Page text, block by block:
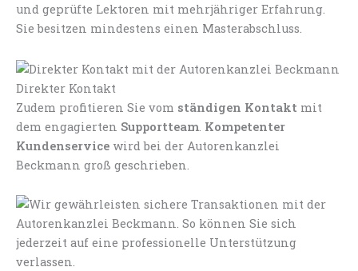
und geprüfte Lektoren mit mehrjähriger Erfahrung.
Sie besitzen mindestens einen Masterabschluss.
Direkter Kontakt
Zudem profitieren Sie vom ständigen Kontakt mit
dem engagierten Supportteam. Kompetenter
Kundenservice wird bei der Autorenkanzlei
Beckmann groß geschrieben.